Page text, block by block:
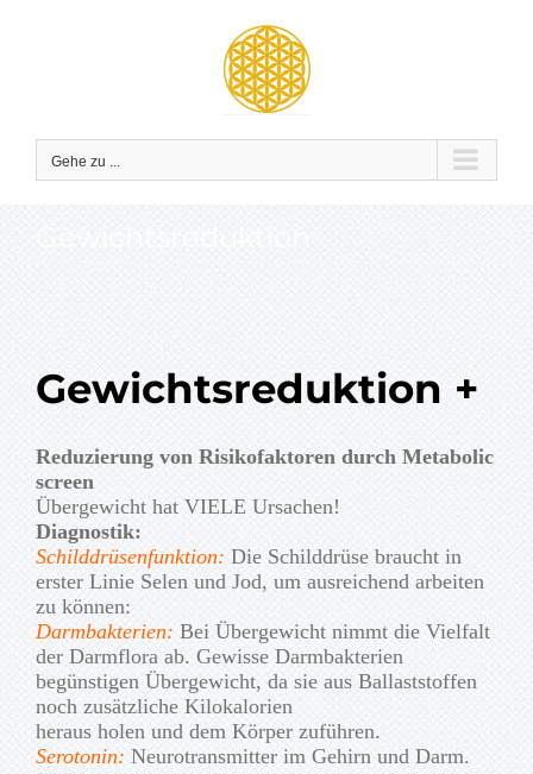
Gehe zu ...
Gewichtsreduktion +
Reduzierung von Risikofaktoren durch Metabolic
screen
Übergewicht hat VIELE Ursachen!
Diagnostik:
Schilddrüsenfunktion: Die Schilddrüse braucht in
erster Linie Selen und Jod, um ausreichend arbeiten
zu können:
Darmbakterien: Bei Übergewicht nimmt die Vielfalt
der Darmflora ab. Gewisse Darmbakterien
begünstigen Übergewicht, da sie aus Ballaststoffen
noch zusätzliche Kilokalorien
heraus holen und dem Körper zuführen.
Serotonin: Neurotransmitter im Gehirn und Darm.